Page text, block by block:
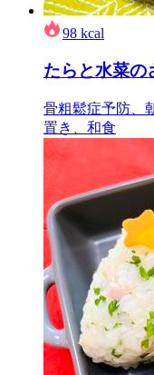
98 kcal
たらと水菜の
骨粗鬆症予防、
置き、和食